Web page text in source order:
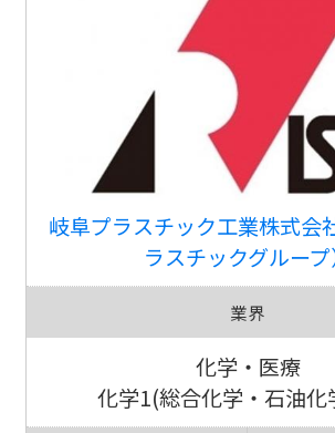
岐阜プラスチック工業株式会
ラスチックグループ
業界
化学・医療
化学1(総合化学・石油化